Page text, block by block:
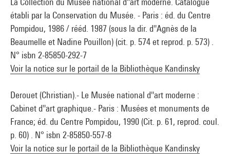
établi par la Conservation du Musée. - Paris : éd. du Centre
Pompidou, 1986 / rééd. 1987 (sous la dir. d''Agnès de la
Beaumelle et Nadine Pouillon) (cit. p. 574 et reprod. p. 573) .
N° isbn 2-85850-292-7
Voir la notice sur le portail de la Bibliothèque Kandinsky
Derouet (Christian).- Le Musée national d''art moderne :
Cabinet d''art graphique.- Paris : Musées et monuments de
France; éd. du Centre Pompidou, 1990 (Cit. p. 61, reprod. coul.
p. 60) . N° isbn 2-85850-557-8
Voir la notice sur le portail de la Bibliothèque Kandinsky